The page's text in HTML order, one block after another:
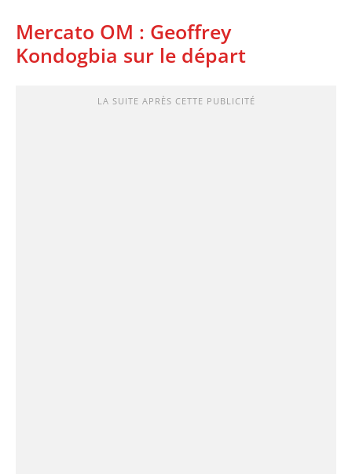
Mercato OM : Geoffrey
Kondogbia sur le départ
LA SUITE APRÈS CETTE PUBLICITÉ